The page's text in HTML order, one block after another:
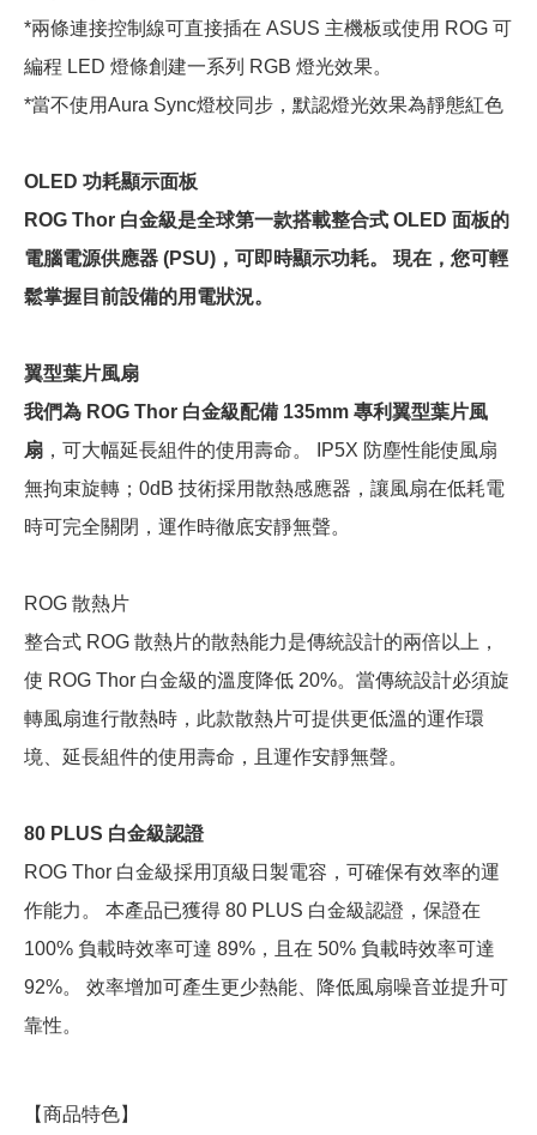
*兩條連接控制線可直接插在 ASUS 主機板或使用 ROG 可
編程 LED 燈條創建一系列 RGB 燈光效果。
*當不使用Aura Sync燈校同步，默認燈光效果為靜態紅色
OLED 功耗顯示面板
ROG Thor 白金級是全球第一款搭載整合式 OLED 面板的
電腦電源供應器 (PSU)，可即時顯示功耗。 現在，您可輕
鬆掌握目前設備的用電狀況。
翼型葉片風扇
我們為 ROG Thor 白金級配備 135mm 專利翼型葉片風
扇 ，可大幅延長組件的使用壽命。 IP5X 防塵性能使風扇
無拘束旋轉；0dB 技術採用散熱感應器，讓風扇在低耗電
時可完全關閉，運作時徹底安靜無聲。
ROG 散熱片
整合式 ROG 散熱片的散熱能力是傳統設計的兩倍以上，
使 ROG Thor 白金級的溫度降低 20%。當傳統設計必須旋
轉風扇進行散熱時，此款散熱片可提供更低溫的運作環
境、延長組件的使用壽命，且運作安靜無聲。
80 PLUS 白金級認證
ROG Thor 白金級採用頂級日製電容，可確保有效率的運
作能力。 本產品已獲得 80 PLUS 白金級認證，保證在
100% 負載時效率可達 89%，且在 50% 負載時效率可達
92%。 效率增加可產生更少熱能、降低風扇噪音並提升可
靠性。
【商品特色】